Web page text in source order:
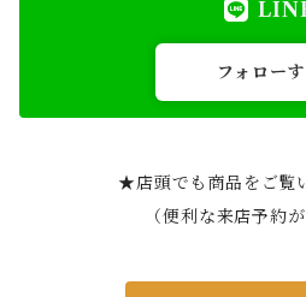
フォロー
★店頭でも商品をご覧
（便利な来店予約